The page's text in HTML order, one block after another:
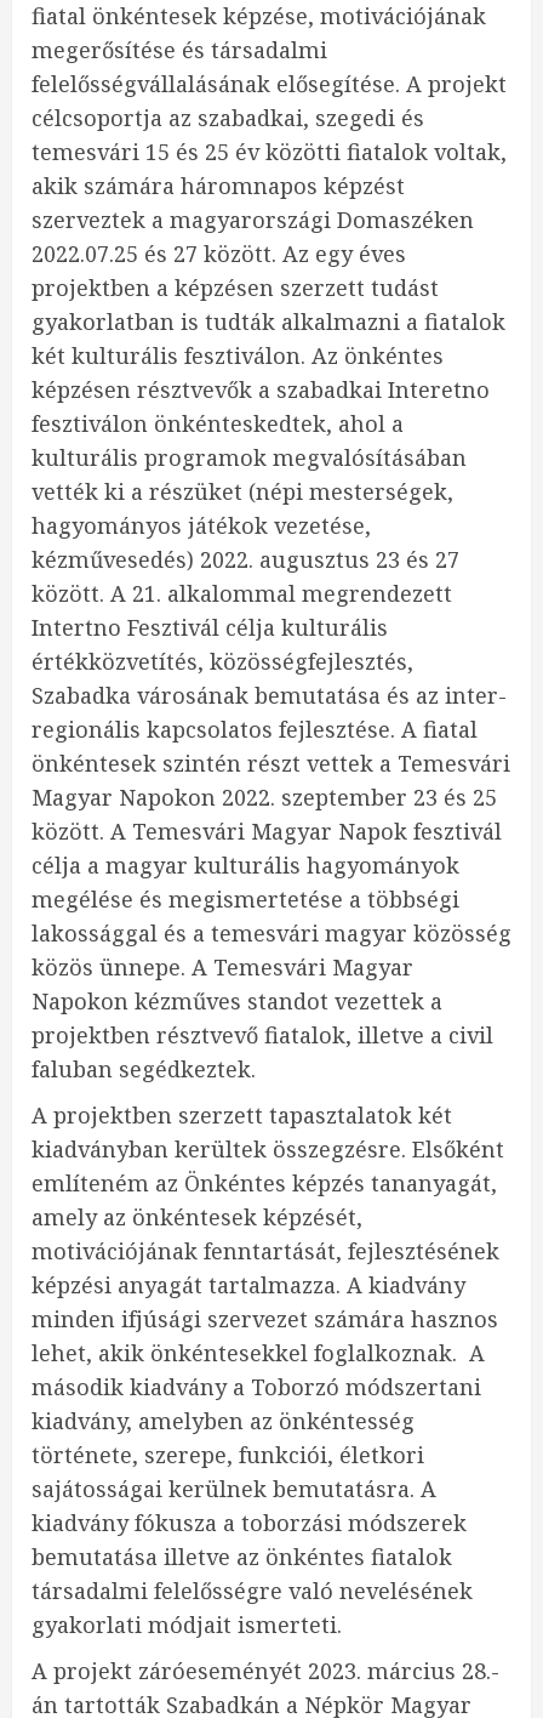
fiatal önkéntesek képzése, motivációjának
megerősítése és társadalmi
felelősségvállalásának elősegítése. A projekt
célcsoportja az szabadkai, szegedi és
temesvári 15 és 25 év közötti fiatalok voltak,
akik számára háromnapos képzést
szerveztek a magyarországi Domaszéken
2022.07.25 és 27 között. Az egy éves
projektben a képzésen szerzett tudást
gyakorlatban is tudták alkalmazni a fiatalok
két kulturális fesztiválon. Az önkéntes
képzésen résztvevők a szabadkai Interetno
fesztiválon önkénteskedtek, ahol a
kulturális programok megvalósításában
vették ki a részüket (népi mesterségek,
hagyományos játékok vezetése,
kézművesedés) 2022. augusztus 23 és 27
között. A 21. alkalommal megrendezett
Intertno Fesztivál célja kulturális
értékközvetítés, közösségfejlesztés,
Szabadka városának bemutatása és az inter-
regionális kapcsolatos fejlesztése. A fiatal
önkéntesek szintén részt vettek a Temesvári
Magyar Napokon 2022. szeptember 23 és 25
között. A Temesvári Magyar Napok fesztivál
célja a magyar kulturális hagyományok
megélése és megismertetése a többségi
lakossággal és a temesvári magyar közösség
közös ünnepe. A Temesvári Magyar
Napokon kézműves standot vezettek a
projektben résztvevő fiatalok, illetve a civil
faluban segédkeztek.
A projektben szerzett tapasztalatok két
kiadványban kerültek összegzésre. Elsőként
említeném az Önkéntes képzés tananyagát,
amely az önkéntesek képzését,
motivációjának fenntartását, fejlesztésének
képzési anyagát tartalmazza. A kiadvány
minden ifjúsági szervezet számára hasznos
lehet, akik önkéntesekkel foglalkoznak. A
második kiadvány a Toborzó módszertani
kiadvány, amelyben az önkéntesség
története, szerepe, funkciói, életkori
sajátosságai kerülnek bemutatásra. A
kiadvány fókusza a toborzási módszerek
bemutatása illetve az önkéntes fiatalok
társadalmi felelősségre való nevelésének
gyakorlati módjait ismerteti.
A projekt záróeseményét 2023. március 28.-
án tartották Szabadkán a Népkör Magyar